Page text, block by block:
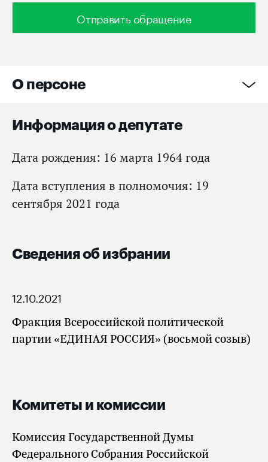
Отправить обращение
О персоне
Информация о депутате
Дата рождения: 16 марта 1964 года
Дата вступления в полномочия: 19
сентября 2021 года
Сведения об избрании
12.10.2021
Фракция Всероссийской политической
партии «ЕДИНАЯ РОССИЯ» (восьмой созыв)
Комитеты и комиссии
Комиссия Государственной Думы
Федерального Собрания Российской